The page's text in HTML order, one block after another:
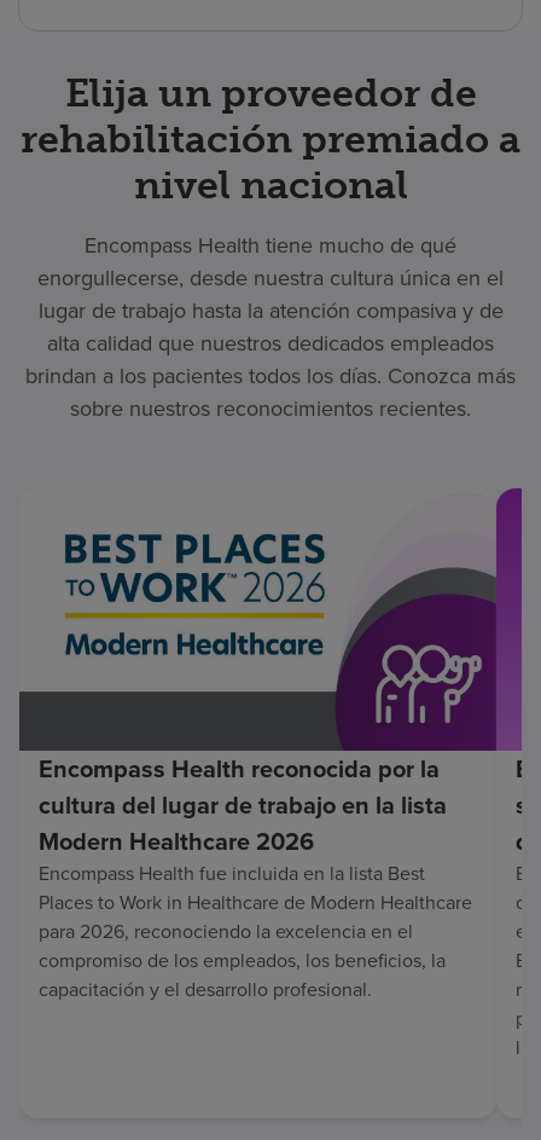
Elija un proveedor de
rehabilitación premiado a
nivel nacional
Encompass Health tiene mucho de qué
enorgullecerse, desde nuestra cultura única en el
lugar de trabajo hasta la atención compasiva y de
alta calidad que nuestros dedicados empleados
brindan a los pacientes todos los días. Conozca más
sobre nuestros reconocimientos recientes.
Encompass Health reconocida por la
cultura del lugar de trabajo en la lista
Modern Healthcare 2026
Encompass Health fue incluida en la lista Best
Places to Work in Healthcare de Modern Healthcare
para 2026, reconociendo la excelencia en el
compromiso de los empleados, los beneficios, la
capacitación y el desarrollo profesional.